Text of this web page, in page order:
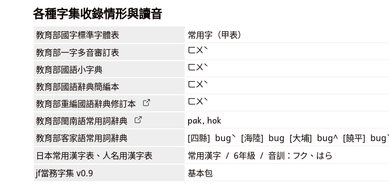
各種字集收錄情形與讀音
教育部國字標準字體表 常用字（甲表）
教育部一字多音審訂表 ㄈㄨˋ
教育部國語小字典 ㄈㄨˋ
教育部國語辭典簡編本 ㄈㄨˋ
教育部重編國語辭典修訂本 ㄈㄨˋ
教育部閩南語常用詞辭典 pak, hok
教育部客家語常用詞辭典 [四縣] bugˋ [海陸] bug [大埔] bug^ [饒平]
日本常用漢字表 、人名用漢字表 常用漢字 / 6年級 / 音訓：フク、はら
jf當務字集 v0.9 基本包